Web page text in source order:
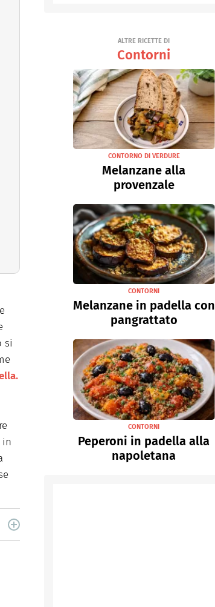
si
in
ALTRE RICETTE DI
Contorni
CONTORNO DI VERDURE
Melanzane alla
provenzale
CONTORNI
Melanzane in padella con
pangrattato
CONTORNI
Peperoni in padella alla
napoletana